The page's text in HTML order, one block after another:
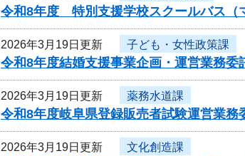
令和8年度 特別支援学校スクールバス（
2026年3月19日更新 子ども・女性政策課
令和8年度結婚支援事業企画・運営業務委
2026年3月19日更新 薬務水道課
令和8年度岐阜県登録販売者試験運営業務
2026年3月19日更新 文化創造課